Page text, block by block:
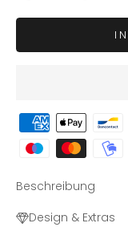
Beschreibung
Design & Extras